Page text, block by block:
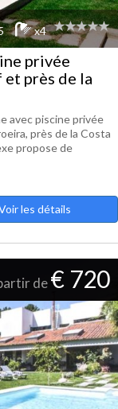
x4
privée
près de la
avec piscine privée
près de la Costa
propose de
les détails
de€ 720